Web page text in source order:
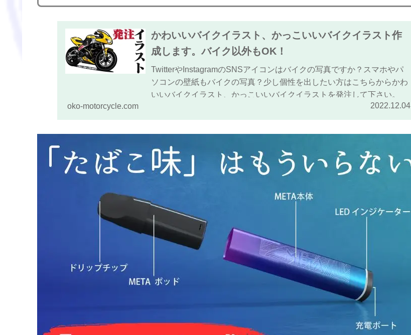
かわいいバイクイラスト、かっこいいバイクイラスト作
成します。バイク以外もOK！
TwitterやInstagramのSNSアイコンはバイクの写真ですか？スマホやパ
ソコンの壁紙もバイクの写真？少し個性を出したい方はこちらからかわ
いいバイクイラスト、かっこいいバイクイラストを発注して下さい。
oko-motorcycle.com
2022.12.04